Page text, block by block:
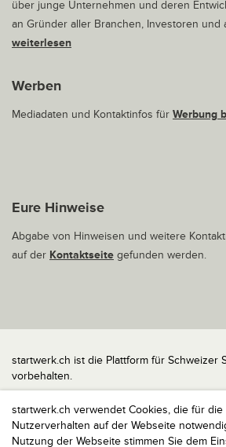
startwerk.ch verwendet Cookies, die für
Nutzerverhalten auf der Webseite
Nutzung der Webseite stimmen Sie dem
über junge Unternehmen und deren
an Gründer aller Branchen, Investoren und
weiterlesen
Werben
Mediadaten und Kontaktinfos für Werbung
Eure Hinweise
Abgabe von Hinweisen und weitere
auf der Kontaktseite gefunden werden.
startwerk.ch ist die Plattform für Schweizer
vorbehalten.
Impressum
Kontakt
nach oben